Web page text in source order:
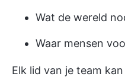
Wat de wereld
Waar mensen
Elk lid van je team